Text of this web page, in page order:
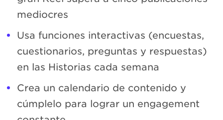
mediocres
Usa funciones interactivas (encuestas,
cuestionarios, preguntas y respuestas)
en las Historias cada semana
Crea un calendario de contenido y
cúmplelo para lograr un engagement